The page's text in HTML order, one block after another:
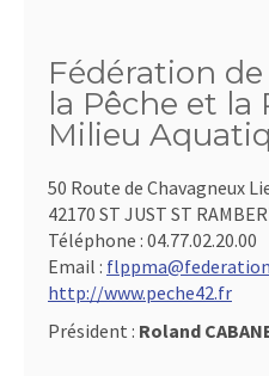
Fédération
la Pêche et
Milieu
50 Route de Chavagneux
42170 ST JUST ST
Téléphone : 04.77.02.20.00
Email :
http://www.peche42.fr
Président : Roland